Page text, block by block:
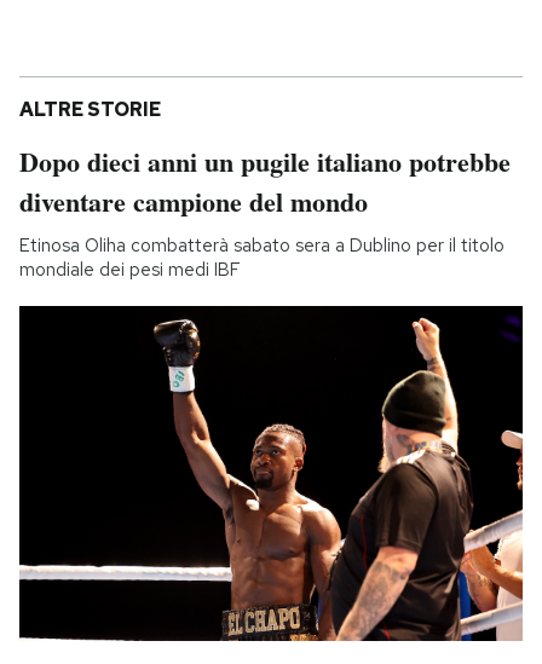
ALTRE STORIE
Dopo dieci anni un pugile italiano potrebbe
diventare campione del mondo
Etinosa Oliha combatterà sabato sera a Dublino per il titolo
mondiale dei pesi medi IBF